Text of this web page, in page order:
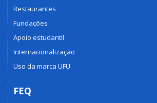
Restaurantes
Fundações
Apoio estudantil
Internacionalização
Uso da marca UFU
FEQ